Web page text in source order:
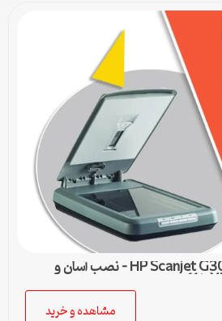
دانلود درایور اسکنر HP Scanjet G3010 – نصب آسان و
مشاهده و خرید